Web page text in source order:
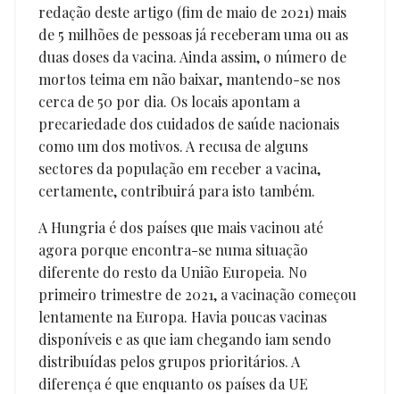
redação deste artigo (fim de maio de 2021) mais
de 5 milhões de pessoas já receberam uma ou as
duas doses da vacina. Ainda assim, o número de
mortos teima em não baixar, mantendo-se nos
cerca de 50 por dia. Os locais apontam a
precariedade dos cuidados de saúde nacionais
como um dos motivos. A recusa de alguns
sectores da população em receber a vacina,
certamente, contribuirá para isto também.
A Hungria é dos países que mais vacinou até
agora porque encontra-se numa situação
diferente do resto da União Europeia. No
primeiro trimestre de 2021, a vacinação começou
lentamente na Europa. Havia poucas vacinas
disponíveis e as que iam chegando iam sendo
distribuídas pelos grupos prioritários. A
diferença é que enquanto os países da UE